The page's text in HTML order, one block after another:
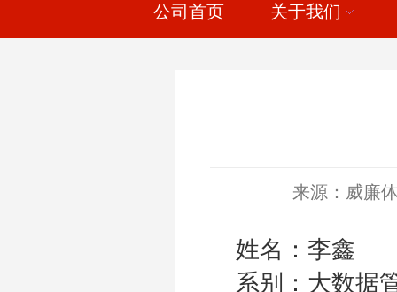
公司首页 关于我们
来源：威廉
姓名：李鑫
系别：大数据